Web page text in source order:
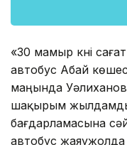
«30 мамыр күні
автобус Абай
маңында
шақырым
бағдарламасына
автобус